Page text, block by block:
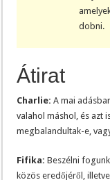
dobni.
Átirat
Charlie: A mai
valahol máshol, és azt
megbalandultak-e,
Fifika: Beszélni
közös eredőjéről,